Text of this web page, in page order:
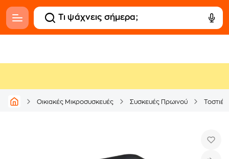
Οικιακές Μικροσυσκευές Συσκευές Πρωινού